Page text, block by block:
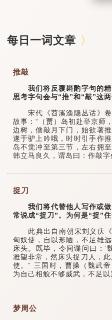
每日一词文章
推敲
我们将反覆斟酌字句的精
思考字句会与“推”和“敲”这
宋代《苕溪渔隐丛话》卷
故事：“（贾）岛初赴举京师
边树，僧敲月下门，始欲著
遂于驴上吟哦，时时引手作
岛不觉冲至第三节，左右拥
韩立马良久，谓岛曰：作敲字
捉刀
我们将代替他人写作或做
常说成“捉刀”。为何是“捉”
此典出自南朝宋刘义庆《
匈奴使，自以形陋，不足雄
床头。既毕，令间谍问曰：‘
雅望非常，然床头捉刀人，
使。” 三国时，曹操（魏武
为自己相貌不够威武，不足以
梦周公